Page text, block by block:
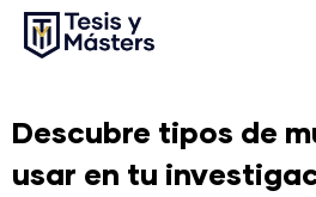
Descubre tipos de
usar en tu